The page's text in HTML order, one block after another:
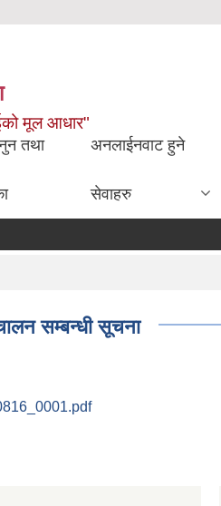
मूल आधार"
तथा अनलाईनवाट हुने
सेवाहरु
सम्बन्धी सूचना